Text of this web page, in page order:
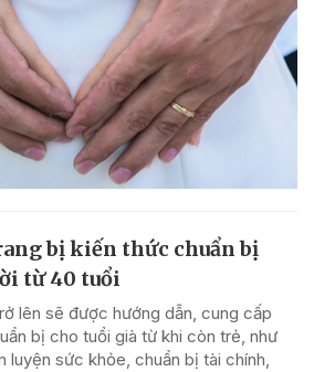
bị kiến thức chuẩn bị
từ 40 tuổi
lên sẽ được hướng dẫn, cung cấp
bị cho tuổi già từ khi còn trẻ, như
luyện sức khỏe, chuẩn bị tài chính,